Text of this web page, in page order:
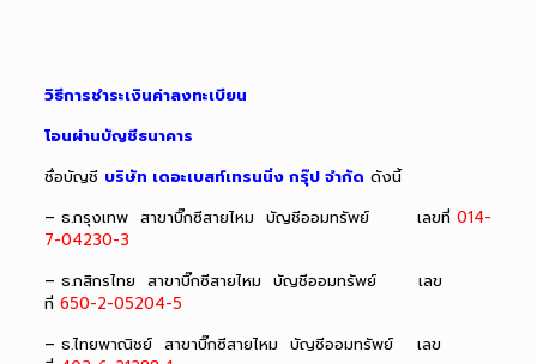
วิธีการชำระเงินค่าลงทะเบียน
โอนผ่านบัญชีธนาคาร
ชื่อบัญชี บริษัท เดอะเบสท์เทรนนิ่ง กรุ๊ป จำกัด ดังนี้
– ธ.กรุงเทพ สาขาบิ๊กซีสายไหม บัญชีออมทรัพย์ เลขที่ 014-
7-04230-3
– ธ.กสิกรไทย สาขาบิ๊กซีสายไหม บัญชีออมทรัพย์ เลข
ที่ 650-2-05204-5
– ธ.ไทยพาณิชย์ สาขาบิ๊กซีสายไหม บัญชีออมทรัพย์ เลข